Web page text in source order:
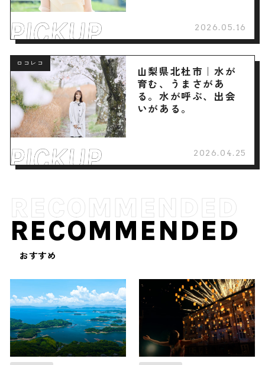
2026.05.16
ロコレコ
山梨県北杜市｜水が
育む、うまさがあ
る。水が呼ぶ、出会
いがある。
2026.04.25
RECOMMENDED
おすすめ